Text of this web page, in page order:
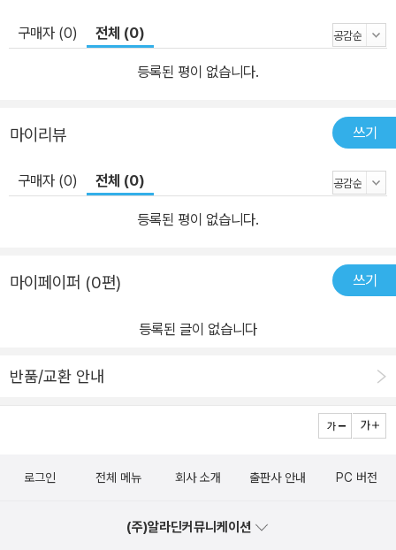
구매자 (0) 전체 (0)
등록된 평이 없습니다.
마이리뷰 쓰기
구매자 (0) 전체 (0)
등록된 평이 없습니다.
마이페이퍼 (0편) 쓰기
등록된 글이 없습니다
반품/교환 안내
로그인 전체 메뉴 회사 소개 출판사 안내 PC 버전
(주)알라딘커뮤니케이션